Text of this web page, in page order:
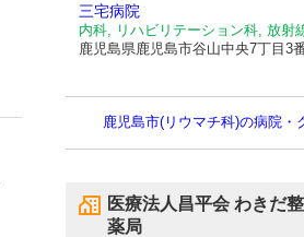
三宅病院
内科, リハビリテーション科, 放射
鹿児島県鹿児島市谷山中央7丁目3
鹿児島市(リウマチ科)の病院・
医療法人昌平会 わきだ
薬局